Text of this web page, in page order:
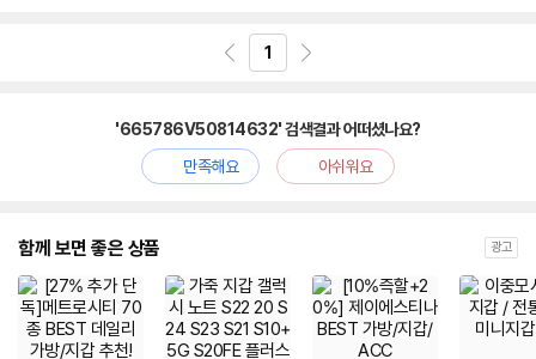
1
'665786V50814632' 검색결과 어떠셨나요?
만족해요
아쉬워요
함께 보면 좋은 상품 광고